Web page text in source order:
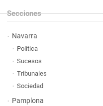
Secciones
Navarra
Política
Sucesos
Tribunales
Sociedad
Pamplona